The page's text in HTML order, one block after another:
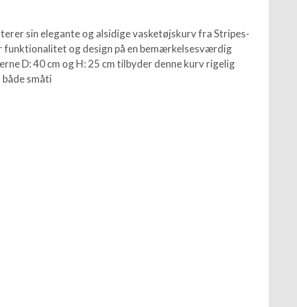
sin elegante og alsidige vasketøjskurv fra Stripes-
funktionalitet og design på en bemærkelsesværdig
D: 40 cm og H: 25 cm tilbyder denne kurv rigelig
småti